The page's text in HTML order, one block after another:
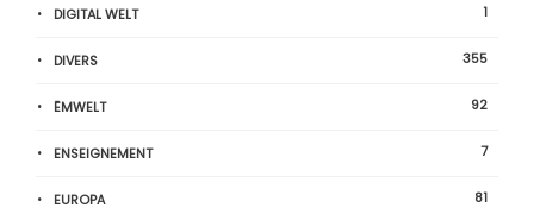
DIGITAL WELT 1
DIVERS 355
ËMWELT 92
ENSEIGNEMENT 7
EUROPA 81